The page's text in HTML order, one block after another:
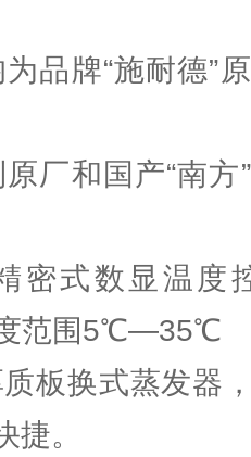
品牌“施耐德”
厂和国产“南方
密式数显温度
范围5℃—35℃
板换式蒸发器
捷。